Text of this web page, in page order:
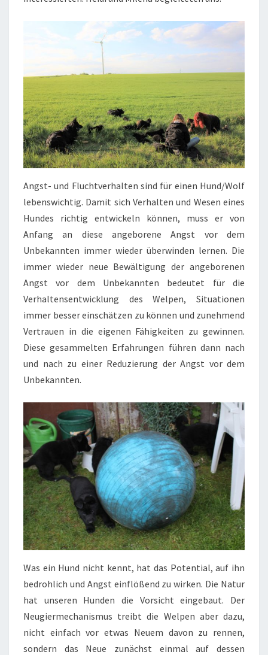
Angst- und Fluchtverhalten sind für einen Hund/Wolf
lebenswichtig. Damit sich Verhalten und Wesen eines
Hundes richtig entwickeln können, muss er von
Anfang an diese angeborene Angst vor dem
Unbekannten immer wieder überwinden lernen. Die
immer wieder neue Bewältigung der angeborenen
Angst vor dem Unbekannten bedeutet für die
Verhaltensentwicklung des Welpen, Situationen
immer besser einschätzen zu können und zunehmend
Vertrauen in die eigenen Fähigkeiten zu gewinnen.
Diese gesammelten Erfahrungen führen dann nach
und nach zu einer Reduzierung der Angst vor dem
Unbekannten.
Was ein Hund nicht kennt, hat das Potential, auf ihn
bedrohlich und Angst einflößend zu wirken. Die Natur
hat unseren Hunden die Vorsicht eingebaut. Der
Neugiermechanismus treibt die Welpen aber dazu,
nicht einfach vor etwas Neuem davon zu rennen,
sondern das Neue zunächst einmal auf dessen